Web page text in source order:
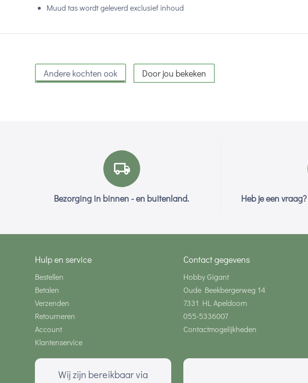
Muud tas wordt geleverd exclusief inhoud
Andere kochten ook Door jou bekeken
Bezorging in binnen - en buitenland. Heb je een
Hulp en service
Bestellen
Betalen
Verzenden
Retourneren
Account
Klantenservice
Contact gegevens
Hobby Gigant
Oude Beekbergerweg 14
7331 HL Apeldoorn
055-5336007
Contactmogelijkheden
Wij zijn bereikbaar via